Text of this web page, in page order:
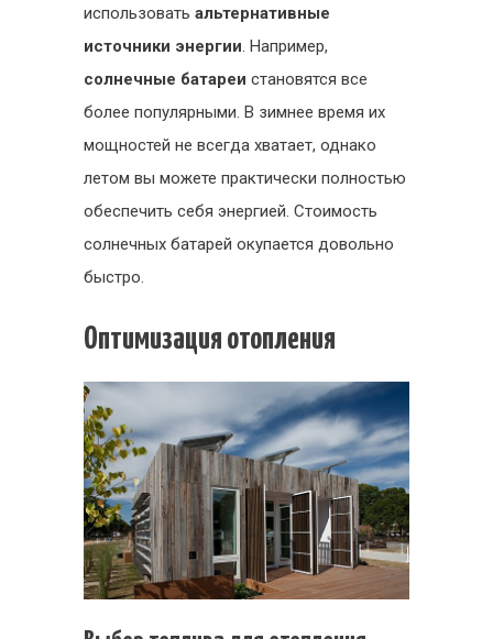
использовать альтернативные
источники энергии. Например,
солнечные батареи становятся все
более популярными. В зимнее время их
мощностей не всегда хватает, однако
летом вы можете практически полностью
обеспечить себя энергией. Стоимость
солнечных батарей окупается довольно
быстро.
Оптимизация отопления